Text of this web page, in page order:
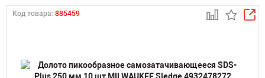
Код товара: 885459